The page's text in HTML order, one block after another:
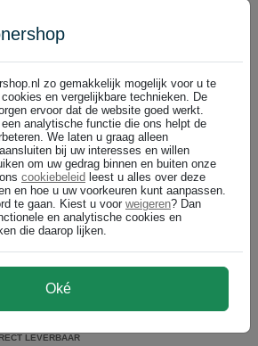
on green
mm
In winkelwagen
zwart op oranje 12mm (origineel)
op oranje
BINNEN 48 UUR
mm
In winkelwagen
LEVERBAAR
zo gemakkelijk mogelijk voor u te
en vergelijkbare technieken. De
ervoor dat de website goed werkt.
analytische functie die ons helpt de
We laten u graag alleen
bij uw interesses en willen
om uw gedrag binnen en buiten onze
cookiebeleid leest u alles over deze
en hoe u uw voorkeuren kunt aanpassen.
te gaan. Kiest u voor weigeren? Dan
en analytische cookies en
die daarop lijken.
Oké